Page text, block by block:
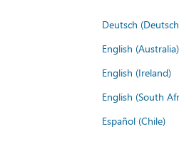
Deutsch
English (Australia)
English (Ireland)
English (South
Español (Chile)